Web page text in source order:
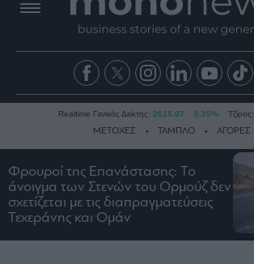
Ειδήσεις
Οικονομία
Business
Realtime Γενικός Δείκτης: 2615.07 0.25% Τζίρος:
ΜΕΤΟΧΕΣ ΤΑΜΠΛΟ ΑΓΟΡΕΣ
Φρουροί της Επανάστασης: Το
άνοιγμα των Στενών του Ορμούζ δεν
σχετίζεται με τις διαπραγματεύσεις
Τεχεράνης και Ομάν